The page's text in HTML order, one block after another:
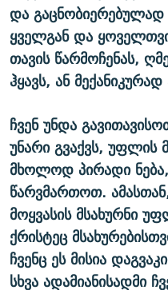
და
ყველგან და
თავის წარმოჩენას,
ჰყავს, ან
ჩვენ უნდა
უნარი გვაქვს, უფლის
მხოლოდ პირადი
წარვმართოთ.
მოყვასის მსახურნი
ქრისტეც
ჩვენც ეს მისია
სხვა ადამიანისადმი